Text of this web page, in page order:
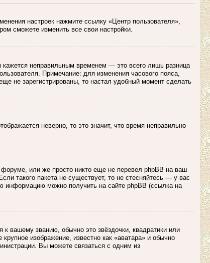
настроек нажмите ссылку «Центр пользователя»,
сможете изменить все свои настройки.
неправильным временем — это всего лишь разница
Примечание: для изменения часового пояса,
не зарегистрированы, то настал удобный момент сделать
неверно, то это значит, что время неправильно
форуме, или же просто никто еще не перевел phpBB на ваш
такого пакета не существует, то не стесняйтесь — у вас
информацию можно получить на сайте phpBB (ссылка на
вашему званию, обычно это звёздочки, квадратики или
изображение, известно как «аватара» и обычно
Вы можете связаться с одним из